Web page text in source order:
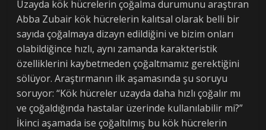
Uzayda kök hücrelerin çoğalma durumunu araştıran
Abba Zubair kök hücrelerin kalıtsal olarak belli bir
sayıda çoğalmaya dizayn edildiğini ve bizim onları
olabildiğince hızlı, aynı zamanda karakteristik
özelliklerini kaybetmeden çoğaltmamız gerektiğini
sölüyor. Araştırmanın ilk aşamasında şu soruyu
soruyor: “Kök hücreler uzayda daha hızlı çoğalır mı
ve çoğaldığında hastalar üzerinde kullanılabilir mi?”
İkinci aşamada ise çoğaltılmış bu kök hücrelerin